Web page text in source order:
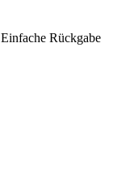
Einfache Rückgabe